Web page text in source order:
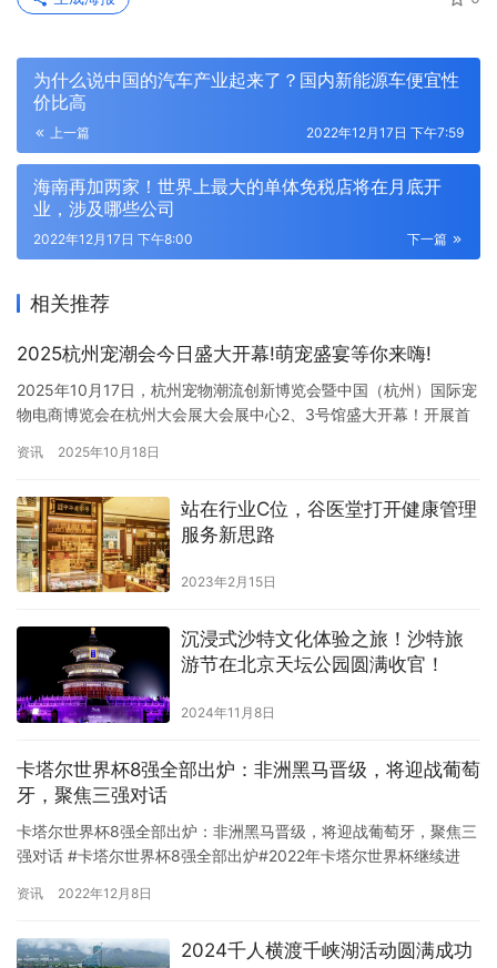
为什么说中国的汽车产业起来了？国内新能源车便宜性
价比高
上一篇 2022年12月17日 下午7:59
海南再加两家！世界上最大的单体免税店将在月底开
业，涉及哪些公司
下一篇
2022年12月17日 下午8:00
相关推荐
2025杭州宠潮会今日盛大开幕!萌宠盛宴等你来嗨!
2025年10月17日，杭州宠物潮流创新博览会暨中国（杭州）国际宠
物电商博览会在杭州大会展大会展中心2、3号馆盛大开幕！开展首
物爱好者齐聚一堂，为大家带来了一场宠物行业的盛宴。 机器人、
新星新品区」全新启幕！我们精准捕捉您的“觅新”需求，网…
资讯 2025年10月18日
站在行业C位，谷医堂打开健康管理
服务新思路
2023年2月15日
沉浸式沙特文化体验之旅！沙特旅
游节在北京天坛公园圆满收官！
2024年11月8日
卡塔尔世界杯8强全部出炉：非洲黑马晋级，将迎战葡萄
牙，聚焦三强对话
卡塔尔世界杯8强全部出炉：非洲黑马晋级，将迎战葡萄牙，聚焦三
强对话 #卡塔尔世界杯8强全部出炉#2022年卡塔尔世界杯继续进
兰、阿根廷、巴西、克罗地亚、英格兰、法国、葡萄牙、摩洛哥。
界杯8强。 摩洛哥在本届世界杯上表现极为出色。在与西班牙…
资讯 2022年12月8日
2024千人横渡千峡湖活动圆满成功